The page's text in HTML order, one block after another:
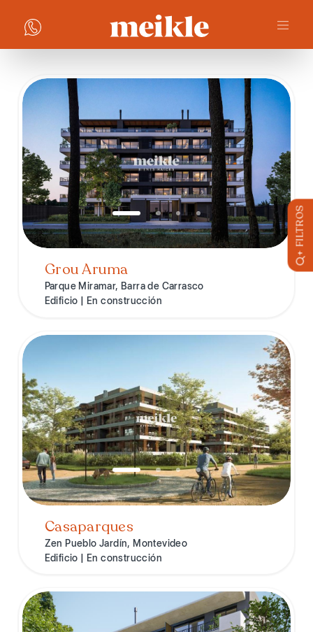
+ FILTROS
Grou Aruma
Parque Miramar, Barra de Carrasco
Edificio | En construcción
Casaparques
Zen Pueblo Jardín, Montevideo
Edificio | En construcción